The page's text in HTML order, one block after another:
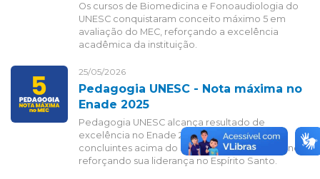
Os cursos de Biomedicina e Fonoaudiologia do
UNESC conquistaram conceito máximo 5 em
avaliação do MEC, reforçando a excelência
acadêmica da instituição.
25/05/2026
Pedagogia UNESC - Nota máxima no
Enade 2025
Pedagogia UNESC alcança resultado de
excelência no Enade 2025, com 100% dos
concluintes acima do nível básico de proficiência,
reforçando sua liderança no Espírito Santo.